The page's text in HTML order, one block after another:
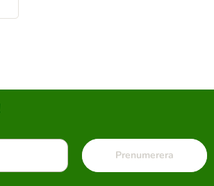
Prenumerera